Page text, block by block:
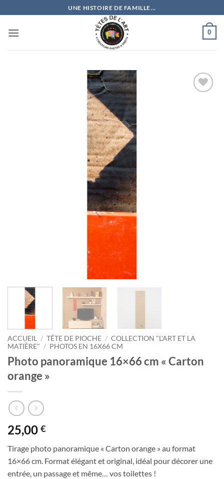
au
contenu
UNE HISTOIRE DE FAMILLE...
0
ACCUEIL / TÊTE DE PIOCHE / COLLECTION "L'ART ET LA
MATIÈRE" / PHOTOS EN 16X66 CM
Photo panoramique 16×66 cm « Carton
orange »
25,00 €
Tirage photo panoramique « Carton orange » au format
16×66 cm. Format élégant et original, idéal pour décorer une
entrée, un passage et même… vos toilettes !